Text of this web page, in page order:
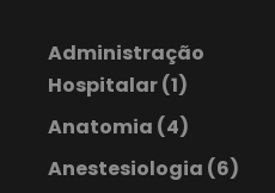
Administração
Hospitalar(1)
Anatomia (4)
Anestesiologia (6)